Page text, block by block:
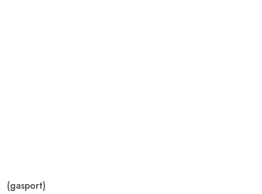
(gasport)